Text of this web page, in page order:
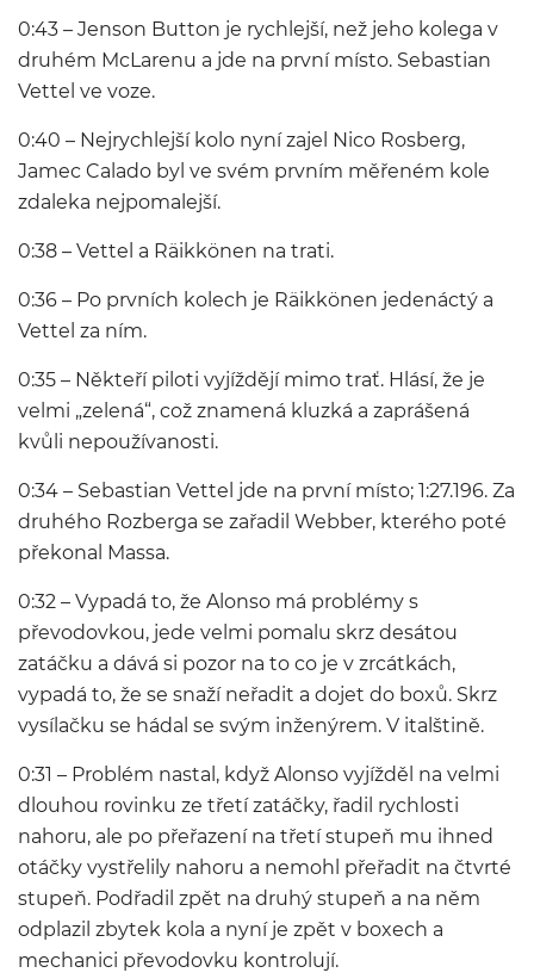
0:43 – Jenson Button je rychlejší, než jeho kolega v
druhém McLarenu a jde na první místo. Sebastian
Vettel ve voze.
0:40 – Nejrychlejší kolo nyní zajel Nico Rosberg,
Jamec Calado byl ve svém prvním měřeném kole
zdaleka nejpomalejší.
0:38 – Vettel a Räikkönen na trati.
0:36 – Po prvních kolech je Räikkönen jedenáctý a
Vettel za ním.
0:35 – Někteří piloti vyjíždějí mimo trať. Hlásí, že je
velmi „zelená“, což znamená kluzká a zaprášená
kvůli nepoužívanosti.
0:34 – Sebastian Vettel jde na první místo; 1:27.196. Za
druhého Rozberga se zařadil Webber, kterého poté
překonal Massa.
0:32 – Vypadá to, že Alonso má problémy s
převodovkou, jede velmi pomalu skrz desátou
zatáčku a dává si pozor na to co je v zrcátkách,
vypadá to, že se snaží neřadit a dojet do boxů. Skrz
vysílačku se hádal se svým inženýrem. V italštině.
0:31 – Problém nastal, když Alonso vyjížděl na velmi
dlouhou rovinku ze třetí zatáčky, řadil rychlosti
nahoru, ale po přeřazení na třetí stupeň mu ihned
otáčky vystřelily nahoru a nemohl přeřadit na čtvrté
stupeň. Podřadil zpět na druhý stupeň a na něm
odplazil zbytek kola a nyní je zpět v boxech a
mechanici převodovku kontrolují.